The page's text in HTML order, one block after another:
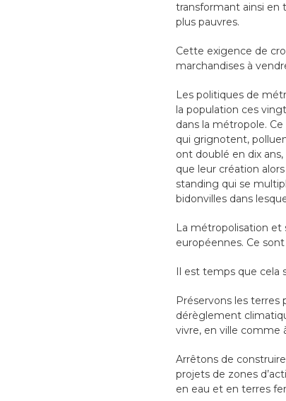
transformant ainsi en
plus pauvres.
Cette exigence de
marchandises à
Les politiques de
la population ces
dans la métropole.
qui grignotent,
ont doublé en dix
que leur création
standing qui se
bidonvilles dans
La métropolisation et
européennes. Ce
Il est temps que cela
Préservons les terres
dérèglement
vivre, en ville comme
Arrêtons de
projets de zones
en eau et en terres